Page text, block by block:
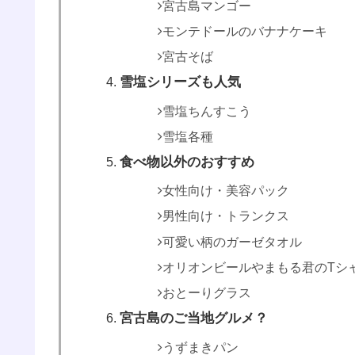
宮古島マンゴー
モンテドールのバナナケーキ
宮古そば
雪塩シリーズも人気
雪塩ちんすこう
雪塩各種
食べ物以外のおすすめ
女性向け・美容パック
男性向け・トランクス
可愛い柄のガーゼタオル
オリオンビールやまもる君のTシ
おとーりグラス
宮古島のご当地グルメ？
うずまきパン